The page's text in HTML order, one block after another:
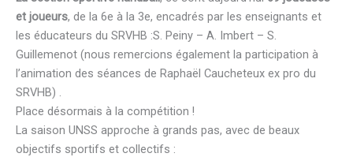
et joueurs, de la 6e à la 3e, encadrés par les enseignants et
les éducateurs du SRVHB :S. Peiny – A. Imbert – S.
Guillemenot (nous remercions également la participation à
l’animation des séances de Raphaël Caucheteux ex pro du
SRVHB) .
Place désormais à la compétition !
La saison UNSS approche à grands pas, avec de beaux
objectifs sportifs et collectifs :